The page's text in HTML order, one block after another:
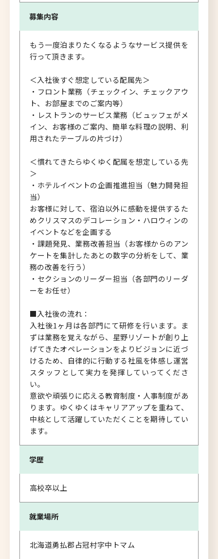
募集内容
もう一度泊まりたくなるようなサービス提供を
行って頂きます。
＜入社後すぐ想定している配属先＞
・フロント業務（チェックイン、チェックアウ
ト、お部屋までのご案内等）
・レストランのサービス業務（ビュッフェがメ
イン、お客様のご案内、簡単な料理の説明、利
用されたテーブルの片づけ）
＜慣れてきたらゆくゆく配属を想定している先
＞
・ホテルイベントの企画推進担当（魅力開発担
当）
お客様に対して、宿泊以外に感動を提供するた
めクリスマスのデコレーション・ハロウィンの
イベントなどを企画する
・課題発見、業務改善担当（お客様からのアン
ケートを集計したあとの数字の分析をして、業
務の改善を行う）
・セクションのリーダー担当（各部門のリーダ
ーをお任せ）
■入社後の流れ：
入社後1ヶ月は各部門にて研修を行います。ま
ずは業務を覚えながら、星野リゾートが創り上
げてきたオペレーションをよりビジョンに近づ
けるため、自律的に行動する社風を体感し運営
スタッフとして実力を発揮していってくださ
い。
意欲や頑張りに応える教育制度・人事制度があ
ります。ゆくゆくはキャリアアップを重ねて、
中核として活躍していただくことを期待してい
ます。
学歴
高校卒以上
就業場所
北海道勇払郡占冠村字中トマム